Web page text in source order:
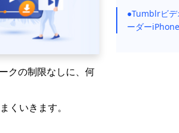
クの制限なしに、何
くいきます。
●Tumblrビデ
ーダーiPhone